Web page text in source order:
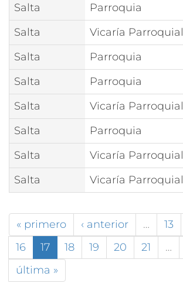
Salta
Parroquia
Salta
Vicaría Parroquial
Salta
Parroquia
Salta
Parroquia
Salta
Vicaría Parroquial
Salta
Parroquia
Salta
Vicaría Parroquial
Salta
Vicaría Parroquial
« primero ‹ anterior … 13
16
17 18 19 20 21 …
última »